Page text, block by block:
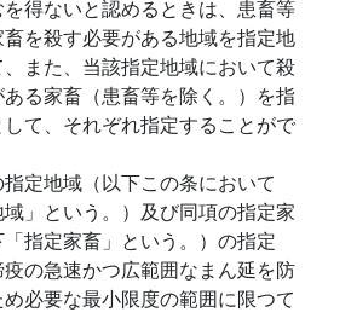
を得ないと認めるときは、患畜等
を殺す必要がある地域を指定地
また、当該指定地域において殺
る家畜（患畜等を除く。）を指
て、それぞれ指定することがで
定地域（以下この条において
域」という。）及び同項の指定家
指定家畜」という。）の指定
の急速かつ広範囲なまん延を防
必要な最小限度の範囲に限つて